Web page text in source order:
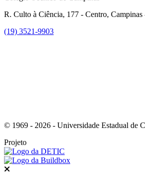
R. Culto à Ciência, 177 - Centro, Campinas
(19) 3521-9903
© 1969 - 2026 - Universidade Estadual de
Projeto